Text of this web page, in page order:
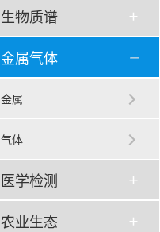
生物质谱
金属气体
金属
气体
医学检测
农业生态